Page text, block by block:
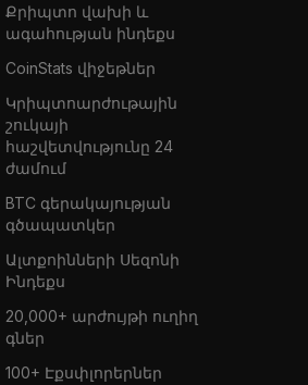
Քրիպտո վախի և
ագահության ինդեքս
CoinStats վիջեթներ
Կրիպտոարժութային
շուկայի
հաշվետվությունը 24
ժամում
BTC գերակայության
գծապատկեր
Ալտքոինների Սեզոնի
Ինդեքս
20,000+ արժույթի ուղիղ
գներ
100+ Էքսփլորերներ